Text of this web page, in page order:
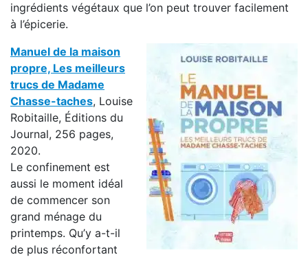
ingrédients végétaux que l’on peut trouver facilement
à l’épicerie.
Manuel de la maison
propre, Les meilleurs
trucs de Madame
Chasse-taches, Louise
Robitaille, Éditions du
Journal, 256 pages,
2020.
Le confinement est
aussi le moment idéal
de commencer son
grand ménage du
printemps. Qu’y a-t-il
de plus réconfortant